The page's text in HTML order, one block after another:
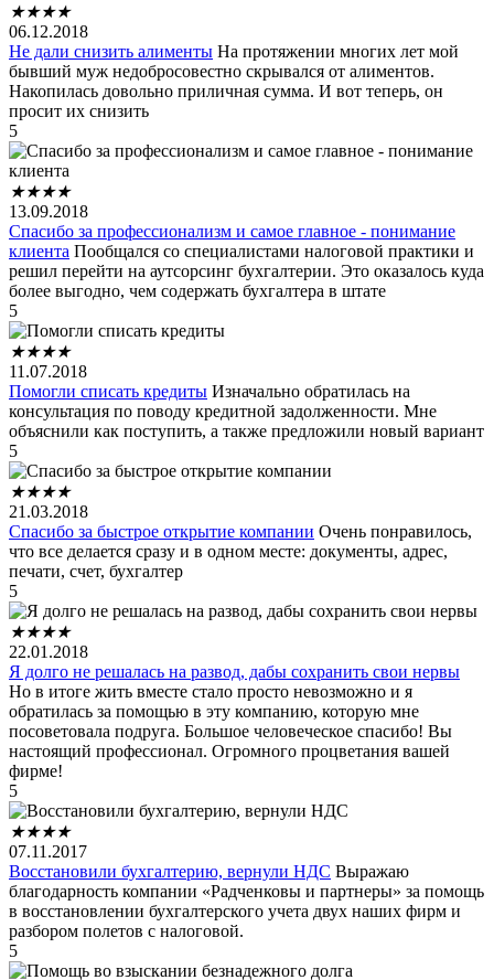
★★★★
06.12.2018
Не дали снизить алименты На протяжении многих лет мой
бывший муж недобросовестно скрывался от алиментов.
Накопилась довольно приличная сумма. И вот теперь, он
просит их снизить
5
★★★★
13.09.2018
Спасибо за профессионализм и самое главное - понимание
клиента Пообщался со специалистами налоговой практики и
решил перейти на аутсорсинг бухгалтерии. Это оказалось куда
более выгодно, чем содержать бухгалтера в штате
5
★★★★
11.07.2018
Помогли списать кредиты Изначально обратилась на
консультация по поводу кредитной задолженности. Мне
объяснили как поступить, а также предложили новый вариант
5
★★★★
21.03.2018
Спасибо за быстрое открытие компании Очень понравилось,
что все делается сразу и в одном месте: документы, адрес,
печати, счет, бухгалтер
5
★★★★
22.01.2018
Я долго не решалась на развод, дабы сохранить свои нервы
Но в итоге жить вместе стало просто невозможно и я
обратилась за помощью в эту компанию, которую мне
посоветовала подруга. Большое человеческое спасибо! Вы
настоящий профессионал. Огромного процветания вашей
фирме!
5
★★★★
07.11.2017
Восстановили бухгалтерию, вернули НДС Выражаю
благодарность компании «Радченковы и партнеры» за помощь
в восстановлении бухгалтерского учета двух наших фирм и
разбором полетов с налоговой.
5